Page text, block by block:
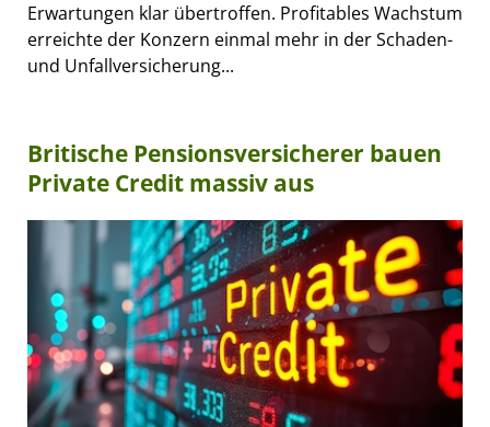
Erwartungen klar übertroffen. Profitables Wachstum
erreichte der Konzern einmal mehr in der Schaden-
und Unfallversicherung...
Britische Pensionsversicherer bauen
Private Credit massiv aus